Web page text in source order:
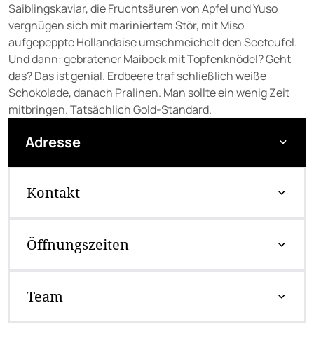
Saiblingskaviar, die Fruchtsäuren von Apfel und Yuso
vergnügen sich mit mariniertem Stör, mit Miso
aufgepeppte Hollandaise umschmeichelt den Seeteufel.
Und dann: gebratener Maibock mit Topfenknödel? Geht
das? Das ist genial. Erdbeere traf schließlich weiße
Schokolade, danach Pralinen. Man sollte ein wenig Zeit
mitbringen. Tatsächlich Gold-Standard.
Adresse
Kontakt
Öffnungszeiten
Team